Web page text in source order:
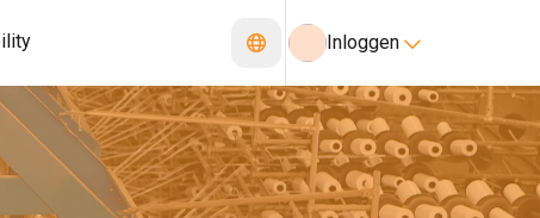
Inloggen